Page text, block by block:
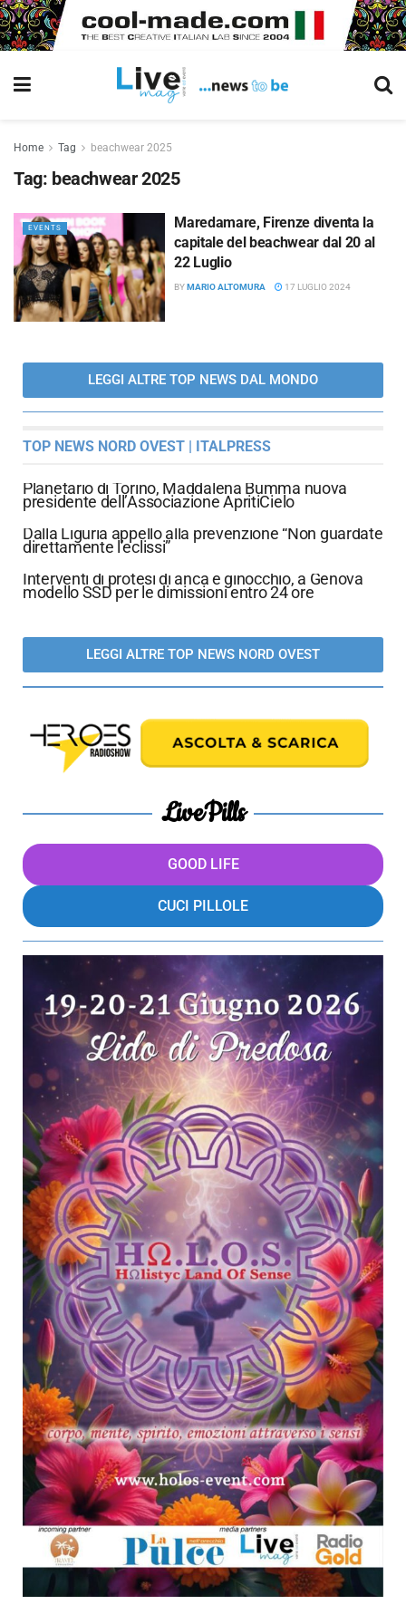
Home Tag beachwear 2025
Tag: beachwear 2025
EVENTS
Maredamare, Firenze diventa la
capitale del beachwear dal 20 al
22 Luglio
BYMARIO ALTOMURA 17 LUGLIO 2024
LEGGI ALTRE TOP NEWS DAL MONDO
TOP NEWS NORD OVEST | ITALPRESS
Planetario di Torino, Maddalena Bumma nuova
presidente dell’Associazione ApritiCielo
Dalla Liguria appello alla prevenzione “Non guardate
direttamente l’eclissi”
Interventi di protesi di anca e ginocchio, a Genova
modello SSD per le dimissioni entro 24 ore
LEGGI ALTRE TOP NEWS NORD OVEST
LivePills
GOOD LIFE
CUCI PILLOLE